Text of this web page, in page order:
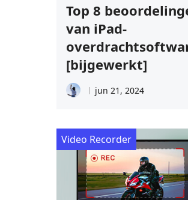
Top 8
van iPad-
[bijgewerkt]
jun 21, 2024
Video Recorder